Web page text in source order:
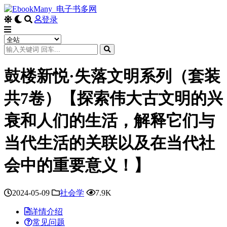
登录
鼓楼新悦·失落文明系列（套装
共7卷）【探索伟大古文明的兴
衰和人们的生活，解释它们与
当代生活的关联以及在当代社
会中的重要意义！】
2024-05-09 社会学 7.9K
详情介绍
常见问题